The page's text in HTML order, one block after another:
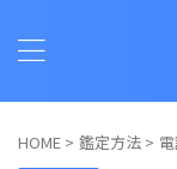
HOME > 鑑定方法 >